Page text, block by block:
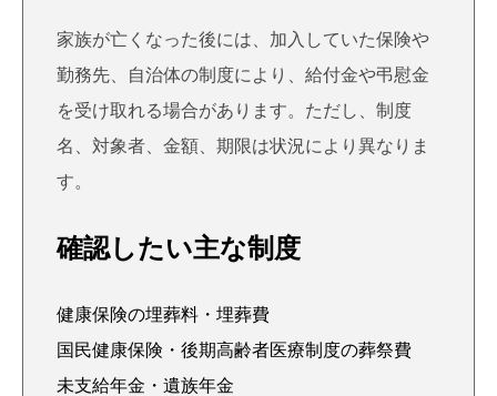
家族が亡くなった後には、加入していた保険や
勤務先、自治体の制度により、給付金や弔慰金
を受け取れる場合があります。ただし、制度
名、対象者、金額、期限は状況により異なりま
す。
確認したい主な制度
健康保険の埋葬料・埋葬費
国民健康保険・後期高齢者医療制度の葬祭費
未支給年金・遺族年金